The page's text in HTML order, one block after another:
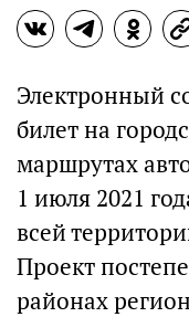
Электронный
билет на
маршрутах
1 июля 2021
всей
Проект
районах